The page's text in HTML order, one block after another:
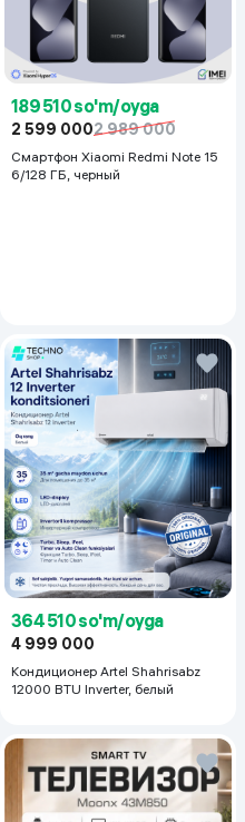
ma'lumot yoq
4 ГБ
189 510 so'm/oyga
2 599 0002 989 000
Смартфон Xiaomi Redmi Note 15
6/128 ГБ, черный
364 510 so'm/oyga
4 999 000
Кондиционер Artel Shahrisabz
12000 BTU Inverter, белый